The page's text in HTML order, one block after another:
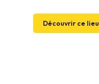
Découvrir ce lieu